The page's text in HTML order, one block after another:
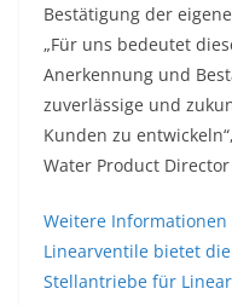
Bestätigung der
„Für uns bedeutet
Anerkennung und
zuverlässige und
Kunden zu
Water Product
Weitere
Linearventile bietet
Stellantriebe für